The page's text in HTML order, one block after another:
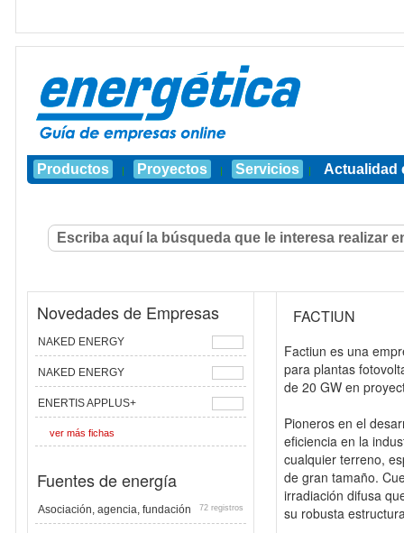
Productos | Proyectos | Servicios | Actualidad
Novedades de Empresas
NAKED ENERGY
NAKED ENERGY
ENERTIS APPLUS+
ver más fichas
Fuentes de energía
Asociación, agencia, fundación 72 registros
FACTIUN
Factiun es una
para plantas
de 20 GW en
Pioneros en el
eficiencia en la
cualquier terreno,
de gran tamaño.
irradiación difusa
su robusta